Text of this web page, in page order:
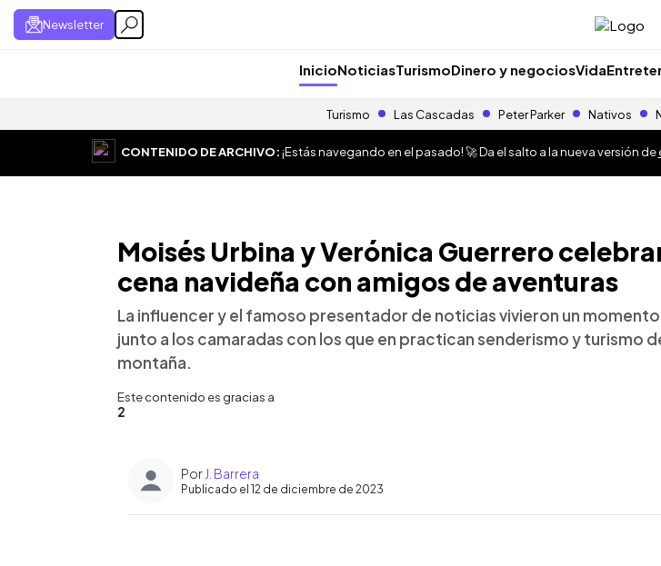
Newsletter
InicioNoticiasTurismoDinero y negociosVida
Turismo Las Cascadas Peter Parker Nativos
CONTENIDO DE ARCHIVO:¡Estás navegando en el pasado! 🚀 Da el salto a la nueva versión de
Moisés Urbina y Verónica Guerrero
cena navideña con amigos de aventuras
La influencer y el famoso presentador de noticias vivieron un
junto a los camaradas con los que en practican senderismo y turismo
montaña.
Este contenido es gracias a
2
Por J. Barrera
Publicado el 12 de diciembre de 2023